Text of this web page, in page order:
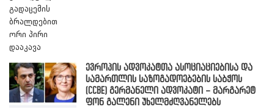
ევროპის ადვოკატთა ასოციაციებისა და
სამართლის საზოგადოებების საბჭოს
(CCBE) გერმანელი ადვოკატი – მარგარეტ
ფონ გალენი უხელმძღვანელებს